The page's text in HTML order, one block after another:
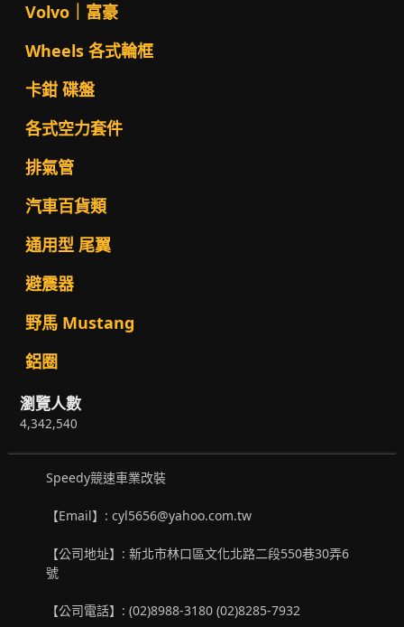
Volvo｜富豪
Wheels 各式輪框
卡鉗 碟盤
各式空力套件
排氣管
汽車百貨類
通用型 尾翼
避震器
野馬 Mustang
鋁圈
瀏覽人數
4,342,540
Speedy競速車業改裝
【Email】: cyl5656@yahoo.com.tw
【公司地址】: 新北市林口區文化北路二段550巷30弄6
號
【公司電話】: (02)8988-3180 (02)8285-7932